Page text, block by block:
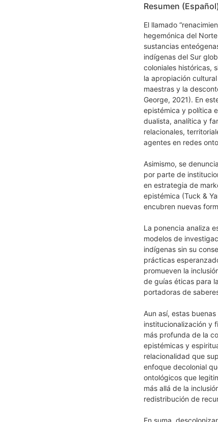
Resumen
El llamado
hegemónica del
sustancias
indígenas del Sur
coloniales históricas,
la apropiación
maestras y la
George, 2021). En
epistémica y política
dualista, analítica y
relacionales,
agentes en redes
Asimismo, se
por parte de
en estrategia de
epistémica (Tuck &
encubren nuevas
La ponencia analiza
modelos de
indígenas sin su
prácticas
promueven la
de guías éticas para
portadoras de
Aun así, estas
institucionalización y
más profunda de la
epistémicas y
relacionalidad que
enfoque decolonial
ontológicos que
más allá de la
redistribución de
En suma,